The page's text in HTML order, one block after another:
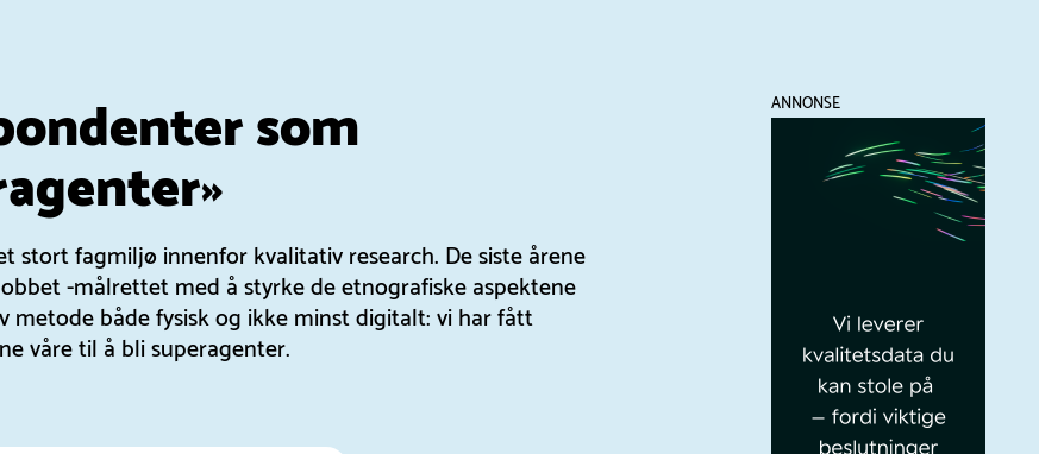
ANNONSE
som
stort fagmiljø innenfor kvalitativ research. De siste årene
-målrettet med å styrke de etnografiske aspektene
metode både fysisk og ikke minst digitalt: vi har fått
våre til å bli superagenter.